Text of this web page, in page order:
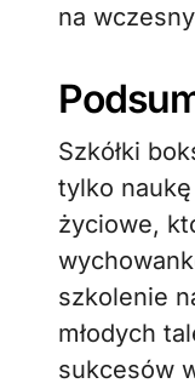
na
Szkółki
tylko
życiowe,
szkolenie
młodych
sukcesów